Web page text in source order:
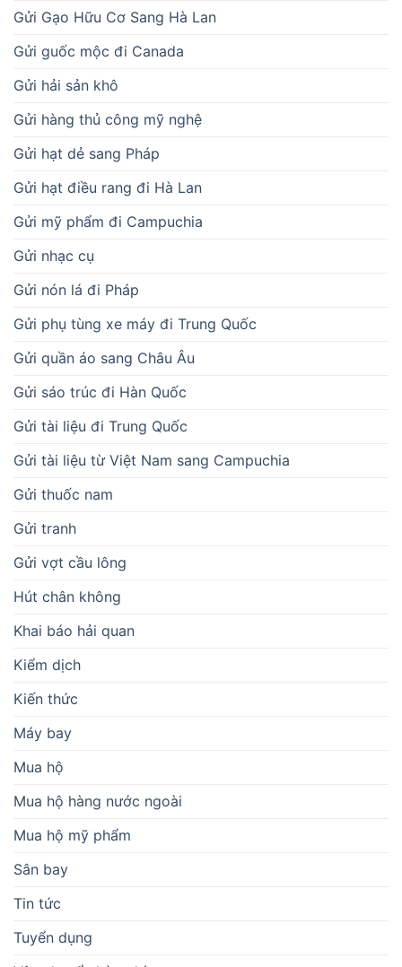
Gửi Gạo Hữu Cơ Sang Hà Lan
Gửi guốc mộc đi Canada
Gửi hải sản khô
Gửi hàng thủ công mỹ nghệ
Gửi hạt dẻ sang Pháp
Gửi hạt điều rang đi Hà Lan
Gửi mỹ phẩm đi Campuchia
Gửi nhạc cụ
Gửi nón lá đi Pháp
Gửi phụ tùng xe máy đi Trung Quốc
Gửi quần áo sang Châu Âu
Gửi sáo trúc đi Hàn Quốc
Gửi tài liệu đi Trung Quốc
Gửi tài liệu từ Việt Nam sang Campuchia
Gửi thuốc nam
Gửi tranh
Gửi vợt cầu lông
Hút chân không
Khai báo hải quan
Kiểm dịch
Kiến thức
Máy bay
Mua hộ
Mua hộ hàng nước ngoài
Mua hộ mỹ phẩm
Sân bay
Tin tức
Tuyển dụng